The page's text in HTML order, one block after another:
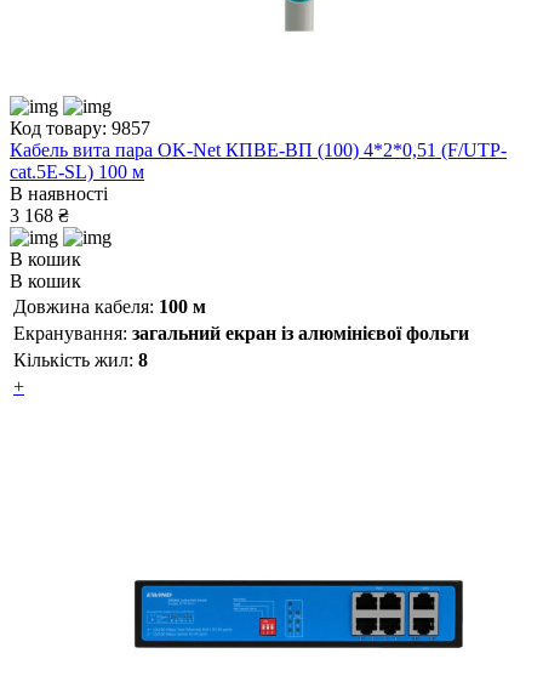
Код товару: 9857
Кабель вита пара OK-Net КПВЕ-ВП (100) 4*2*0,51 (F/UTP-
cat.5E-SL) 100 м
В наявності
3 168 ₴
В кошик
В кошик
Довжина кабеля: 100 м
Екранування: загальний екран із алюмінієвої фольги
Кількість жил: 8
+